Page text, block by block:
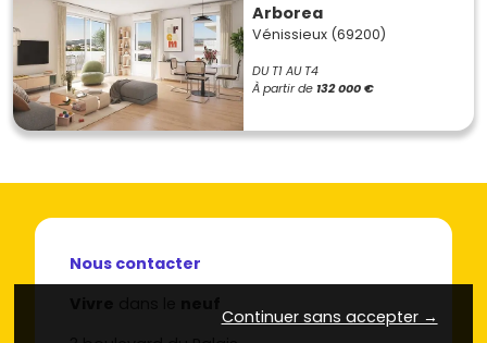
Arborea
Vénissieux (69200)
DU T1 AU T4
À partir de 132 000 €
Nous contacter
Continuer sans accepter →